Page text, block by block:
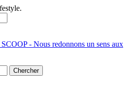
- Nous redonnons un sens aux